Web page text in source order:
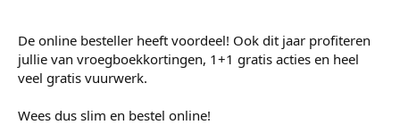
De online besteller heeft voordeel! Ook dit jaar profiteren
jullie van vroegboekkortingen, 1+1 gratis acties en heel
veel gratis vuurwerk.
Wees dus slim en bestel online!